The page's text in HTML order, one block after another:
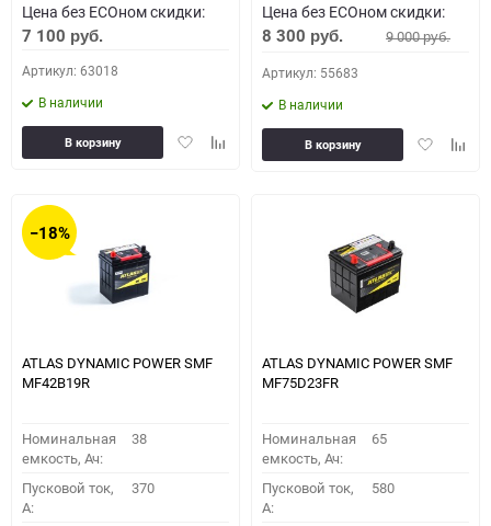
Цена без ECOном скидки:
7 100 руб.
Артикул: 63018
В наличии
ДобавитьДобавить
В корзину
Цена без ECOном скидки:
8 300 руб. 9 000руб.
Артикул: 55683
В наличии
Добавить
В корзину
−18%
ATLAS DYNAMIC POWER SMF
MF42B19R
Номинальная
емкость, Ач:
38
Пусковой ток,
A:
370
ATLAS DYNAMIC POWER SMF
MF75D23FR
Номинальная
емкость, Ач:
65
Пусковой ток,
A:
580